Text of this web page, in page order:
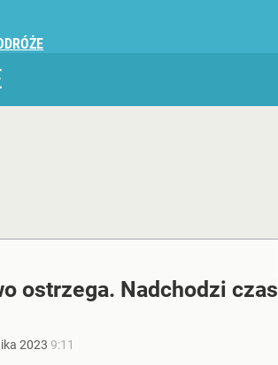
ostrzega. Nadchodzi czas
2023 9:11